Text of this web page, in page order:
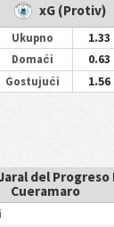
xG (Protiv)
Ukupno 1.33
Domaći 0.63
Gostujući 1.56
del Progreso
Cueramaro